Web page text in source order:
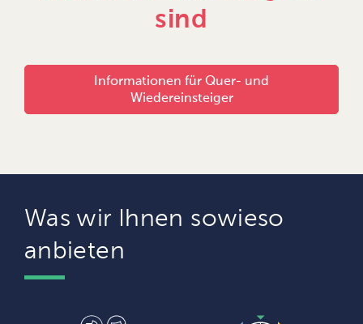
sind
Informationen für Quer- und
Wiedereinsteiger
Was wir Ihnen sowieso
anbieten